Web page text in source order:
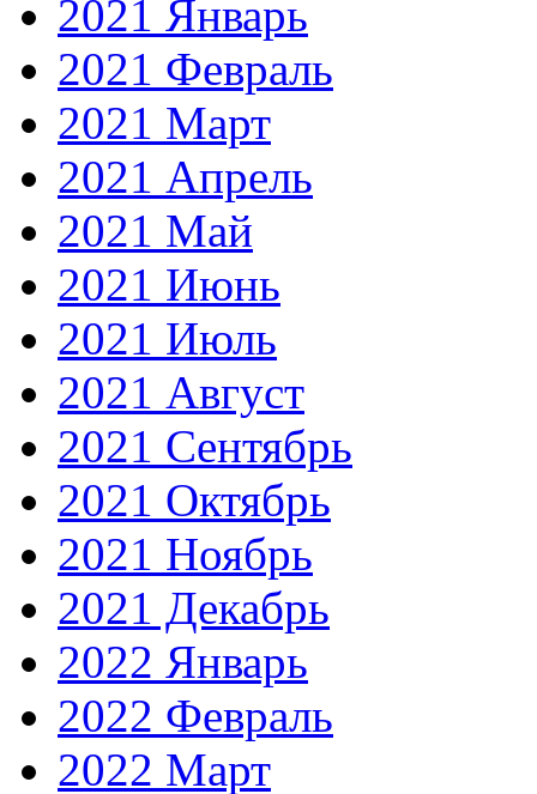
2021 Январь
2021 Февраль
2021 Март
2021 Апрель
2021 Май
2021 Июнь
2021 Июль
2021 Август
2021 Сентябрь
2021 Октябрь
2021 Ноябрь
2021 Декабрь
2022 Январь
2022 Февраль
2022 Март